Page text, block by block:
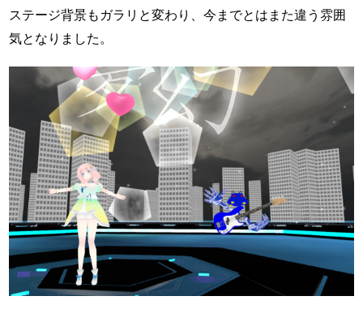
ステージ背景もガラリと変わり、今までとはまた違う雰囲
気となりました。